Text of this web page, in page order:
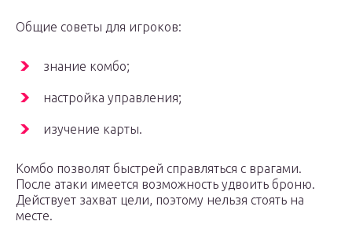
Общие советы для игроков:
знание комбо;
настройка управления;
изучение карты.
Комбо позволят быстрей справляться с врагами.
После атаки имеется возможность удвоить броню.
Действует захват цели, поэтому нельзя стоять на
месте.